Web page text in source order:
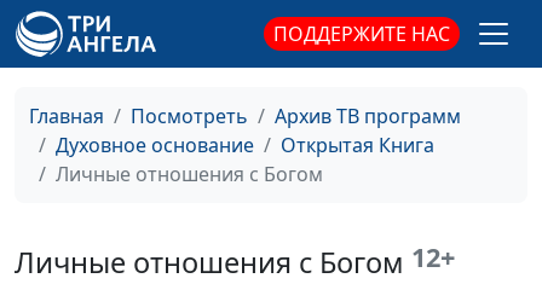
ПОДДЕРЖИТЕ НАС
Главная Посмотреть
Архив ТВ программ
Духовное основание
Открытая Книга
Личные отношения с Богом
Личные отношения с Богом 12+
Развод супругов с точки
зрения Библии
Юлия Синицына,
Павел Гончар,
магистр богословия
Библия в жизни человека
Юлия Синицына,
магистр богословия